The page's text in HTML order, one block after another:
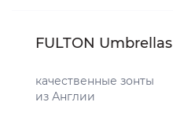
FULTON Umbrellas
качественные зонты
из Англии